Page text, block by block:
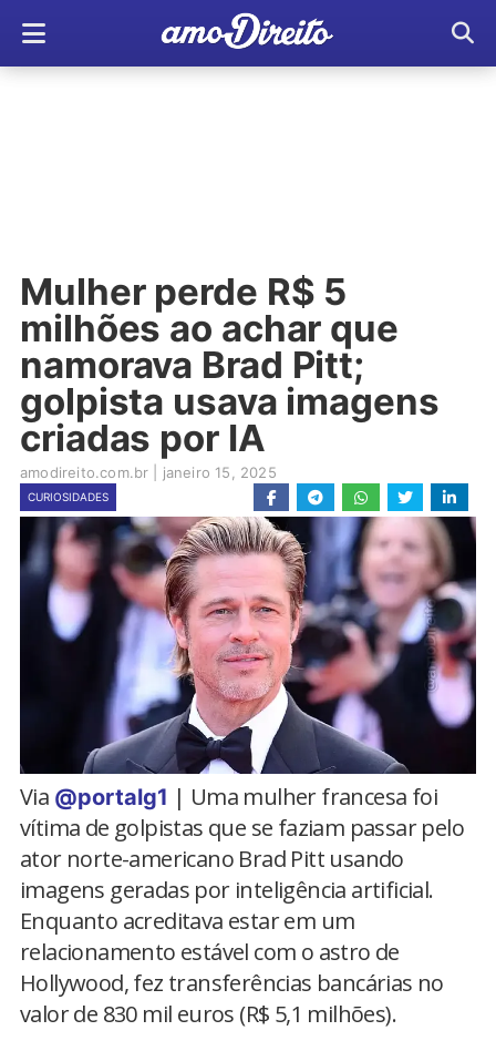
Mulher perde R$ 5
milhões ao achar que
namorava Brad Pitt;
golpista usava imagens
criadas por IA
amodireito.com.br janeiro 15, 2025
CURIOSIDADES
Via @portalg1 | Uma mulher francesa foi
vítima de golpistas que se faziam passar pelo
ator norte-americano Brad Pitt usando
imagens geradas por inteligência artificial.
Enquanto acreditava estar em um
relacionamento estável com o astro de
Hollywood, fez transferências bancárias no
valor de 830 mil euros (R$ 5,1 milhões).